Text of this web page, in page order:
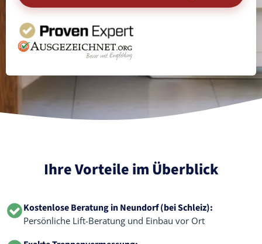
Ihre Vorteile im Überblick
Kostenlose Beratung in Neundorf (bei Schleiz):
Persönliche Lift-Beratung und Einbau vor Ort